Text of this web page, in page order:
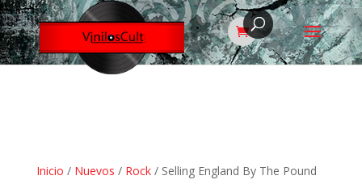
Inicio / Nuevos / Rock/ Selling England By The Pound